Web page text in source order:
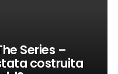
Series –
costruita